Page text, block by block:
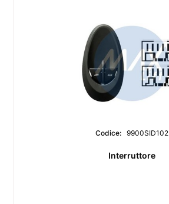
Codice: 9900SID102
Interruttore